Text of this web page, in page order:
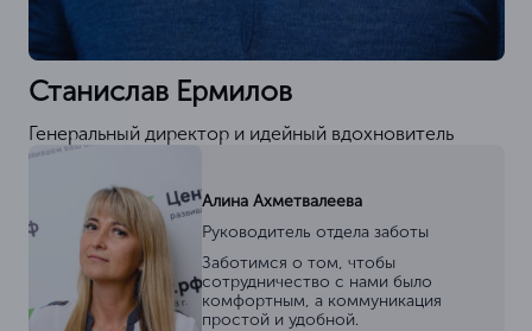
Станислав Ермилов
Генеральный директор и идейный вдохновитель
Алина Ахметвалеева
Руководитель отдела заботы
Заботимся о том, чтобы
сотрудничество с нами было
комфортным, а коммуникация
простой и удобной.